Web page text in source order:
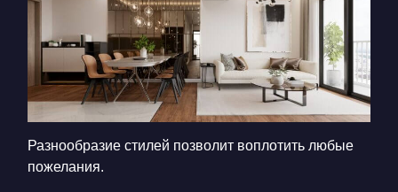
Разнообразие стилей позволит воплотить любые
пожелания.